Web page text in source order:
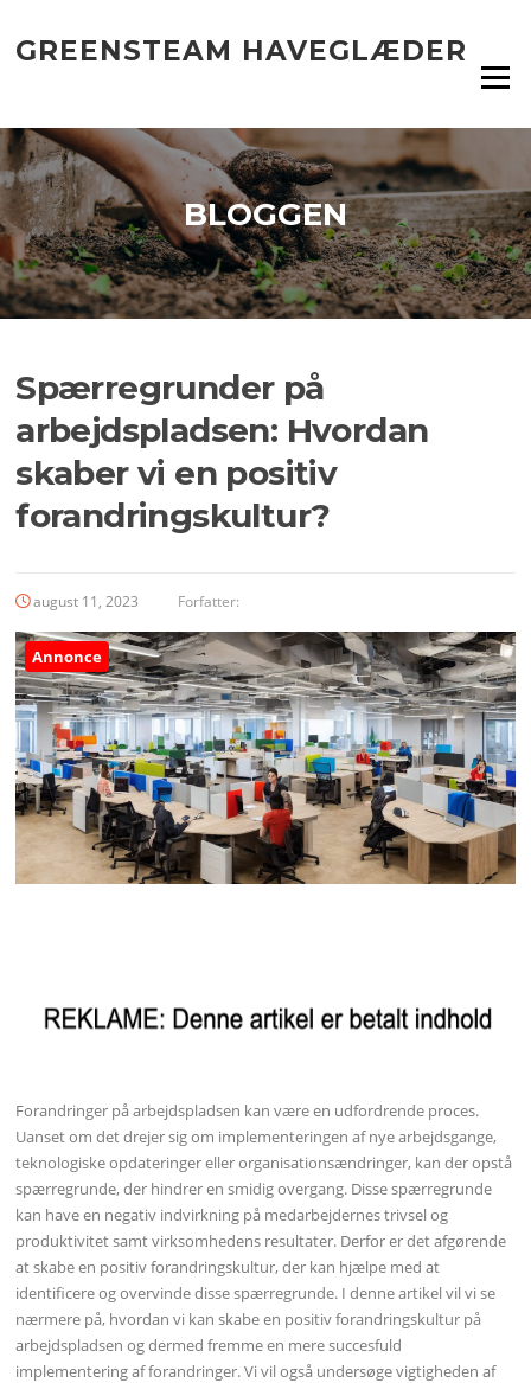
indhold
GREENSTEAM HAVEGLÆDER
Menu
BLOGGEN
Spærregrunder på
arbejdspladsen: Hvordan
skaber vi en positiv
forandringskultur?
august 11, 2023 Forfatter:
Annonce
Forandringer på arbejdspladsen kan være en udfordrende proces.
Uanset om det drejer sig om implementeringen af nye arbejdsgange,
teknologiske opdateringer eller organisationsændringer, kan der opstå
spærregrunde, der hindrer en smidig overgang. Disse spærregrunde
kan have en negativ indvirkning på medarbejdernes trivsel og
produktivitet samt virksomhedens resultater. Derfor er det afgørende
at skabe en positiv forandringskultur, der kan hjælpe med at
identificere og overvinde disse spærregrunde. I denne artikel vil vi se
nærmere på, hvordan vi kan skabe en positiv forandringskultur på
arbejdspladsen og dermed fremme en mere succesfuld
implementering af forandringer. Vi vil også undersøge vigtigheden af